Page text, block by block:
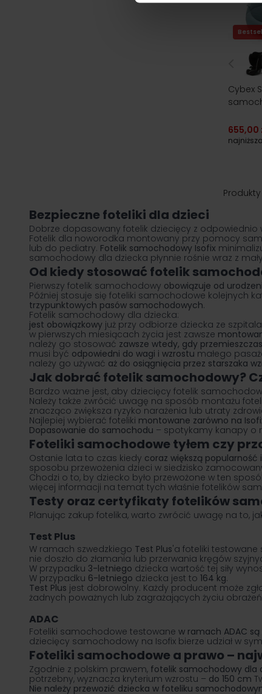
Cybex
655,00
Produkty
Bezpieczne foteliki dla dzieci
Dobrze dopasowany fotelik dziecięcy z odpowiednio
Fotelik dla noworodka montowany przy pomocy
lub do pediatry. Fotelik samochodowy Isofix
samochodowy dla dziecka płynnie rośnie wraz z
Od kiedy stosować fotelik
Pierwszy fotelik samochodowy obowiązuje od
Później stosuje się foteliki samochodowe kolejnych
trzypunktowych pasów samochodowych.
Fotelik samochodowy dla dziecka:
jest obowiązkowy już przy odbiorze dziecka ze
w pierwszych miesiącach życia jest zawsze
należy go stosować zawsze wtedy, gdy
musi być odpowiedni do wagi i wzrostu małego
należy go używać aż do osiągnięcia przez starszaka
Jak dobrać fotelik samochodowy?
Bardzo ważne jest, aby dziecięcy fotelik
Należy także zwrócić uwagę na sposób montażu
znacząco zwiększa ryzyko narażenia lub utraty
Najlepiej wybierać foteliki montowane zarówno na
Dopasowanie do samochodu – spotykamy kanapy o
Foteliki samochodowe tyłem czy
Ostanie lata to czas kiedy coraz większą
sposobu przewożenia dzieci w siedzisko
Chodzi o to, by dziecko było przewożone w ten
więcej informacji na temat tych właśnie fotelików
Testy oraz certyfikaty fotelików
Planując zakup fotelika, warto zwrócić uwagę na to,
Test Plus
W ramach szwedzkiego Test Plus'a foteliki
nie doszło do złamania lub przerwania kręgów
W przypadku 3-letniego dziecka wartość tej siły
W przypadku 6-letniego dziecka jest to 164 kg.
Test Plus jest dobrowolny. Każdy producent może
żadnych poważnych lub zagrażających życiu
ADAC
Foteliki samochodowe testowane w ramach ADAC
dziecięcy samochodowy na Isofix bierze udział w
Foteliki samochodowe a prawo –
Zgodnie z polskim prawem, fotelik samochodowy dla
potrzebny, wyznacza kryterium wzrostu – do 150 cm
Nie należy przewozić dziecka w foteliku